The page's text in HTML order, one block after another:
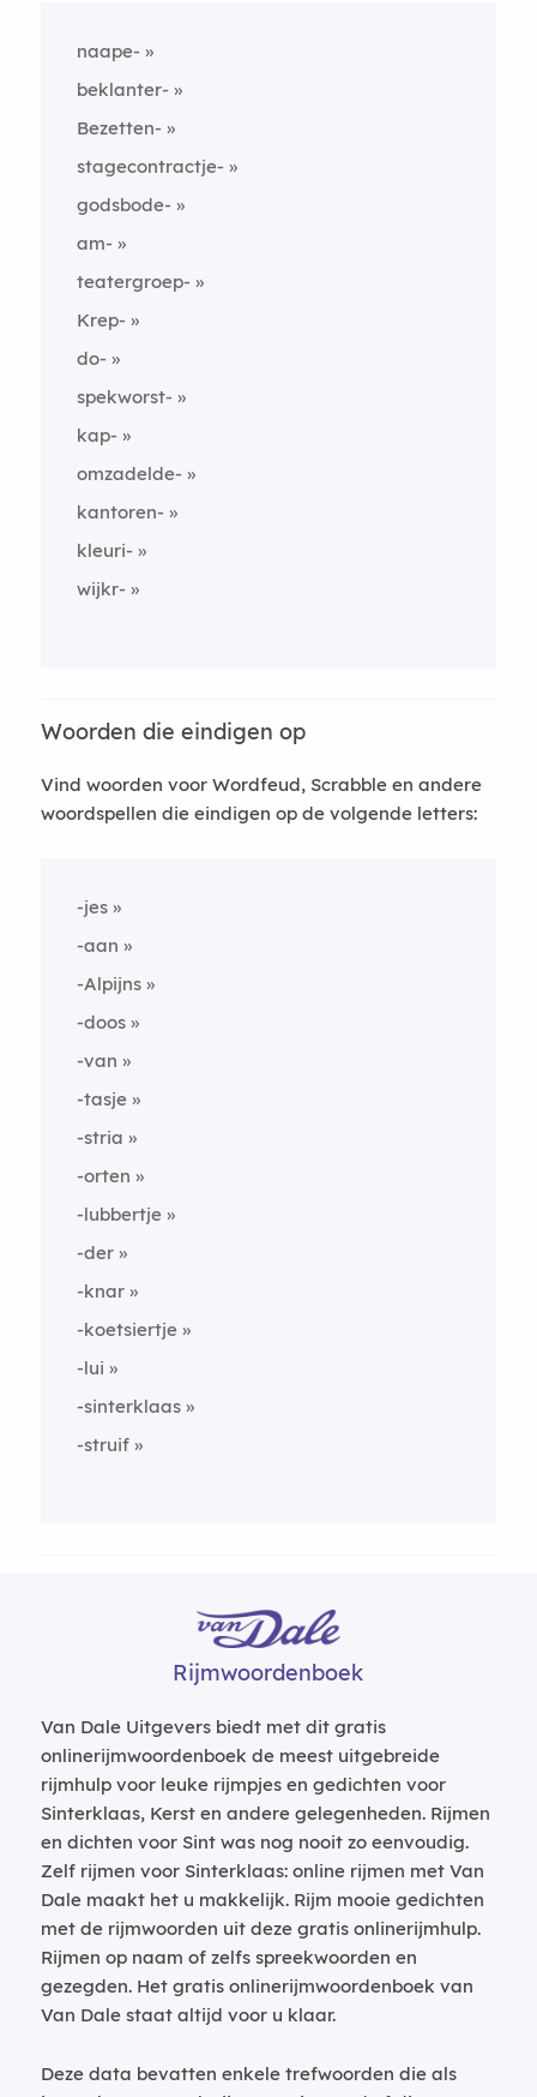
naape-
beklanter-
Bezetten-
stagecontractje-
godsbode-
am-
teatergroep-
Krep-
do-
spekworst-
kap-
omzadelde-
kantoren-
kleuri-
wijkr-
Woorden die eindigen op
Vind woorden voor Wordfeud, Scrabble en andere
woordspellen die eindigen op de volgende letters:
-jes
-aan
-Alpijns
-doos
-van
-tasje
-stria
-orten
-lubbertje
-der
-knar
-koetsiertje
-lui
-sinterklaas
-struif
Rijmwoordenboek
Van Dale Uitgevers biedt met dit gratis
onlinerijmwoordenboek de meest uitgebreide
rijmhulp voor leuke rijmpjes en gedichten voor
Sinterklaas, Kerst en andere gelegenheden. Rijmen
en dichten voor Sint was nog nooit zo eenvoudig.
Zelf rijmen voor Sinterklaas: online rijmen met Van
Dale maakt het u makkelijk. Rijm mooie gedichten
met de rijmwoorden uit deze gratis onlinerijmhulp.
Rijmen op naam of zelfs spreekwoorden en
gezegden. Het gratis onlinerijmwoordenboek van
Van Dale staat altijd voor u klaar.
Deze data bevatten enkele trefwoorden die als